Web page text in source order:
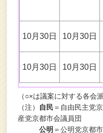
10月30日 10月30日
10月30日 10月30日
（○×は議案に対する各会
（注）
自民＝自由民主
産党京都市会議員団
公明 ＝公明党